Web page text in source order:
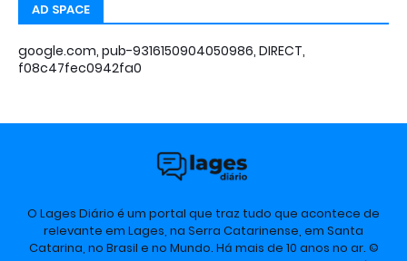
AD SPACE
google.com, pub-9316150904050986, DIRECT,
f08c47fec0942fa0
O Lages Diário é um portal que traz tudo que acontece de
relevante em Lages, na Serra Catarinense, em Santa
Catarina, no Brasil e no Mundo. Há mais de 10 anos no ar. ©